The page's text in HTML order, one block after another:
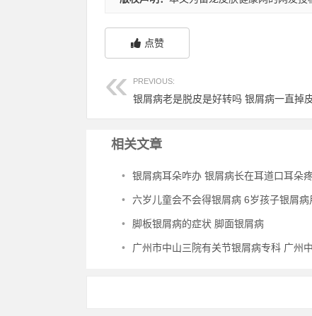
点赞
PREVIOUS:
银屑病老是脱皮是好转吗 银屑病一直掉
相关文章
• 银屑病耳朵咋办 银屑病长在耳道口耳朵
• 六岁儿童会不会得银屑病 6岁孩子银屑病用什么
• 脚板银屑病的症状 脚面银屑病
• 广州市中山三院有关节银屑病专科 广州中山附属三医